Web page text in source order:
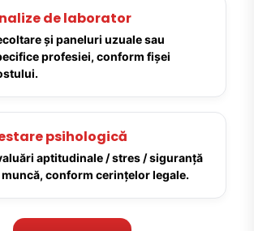
de laborator
și paneluri uzuale sau
profesiei, conform fișei
psihologică
aptitudinale / stres / siguranță
conform cerințelor legale.